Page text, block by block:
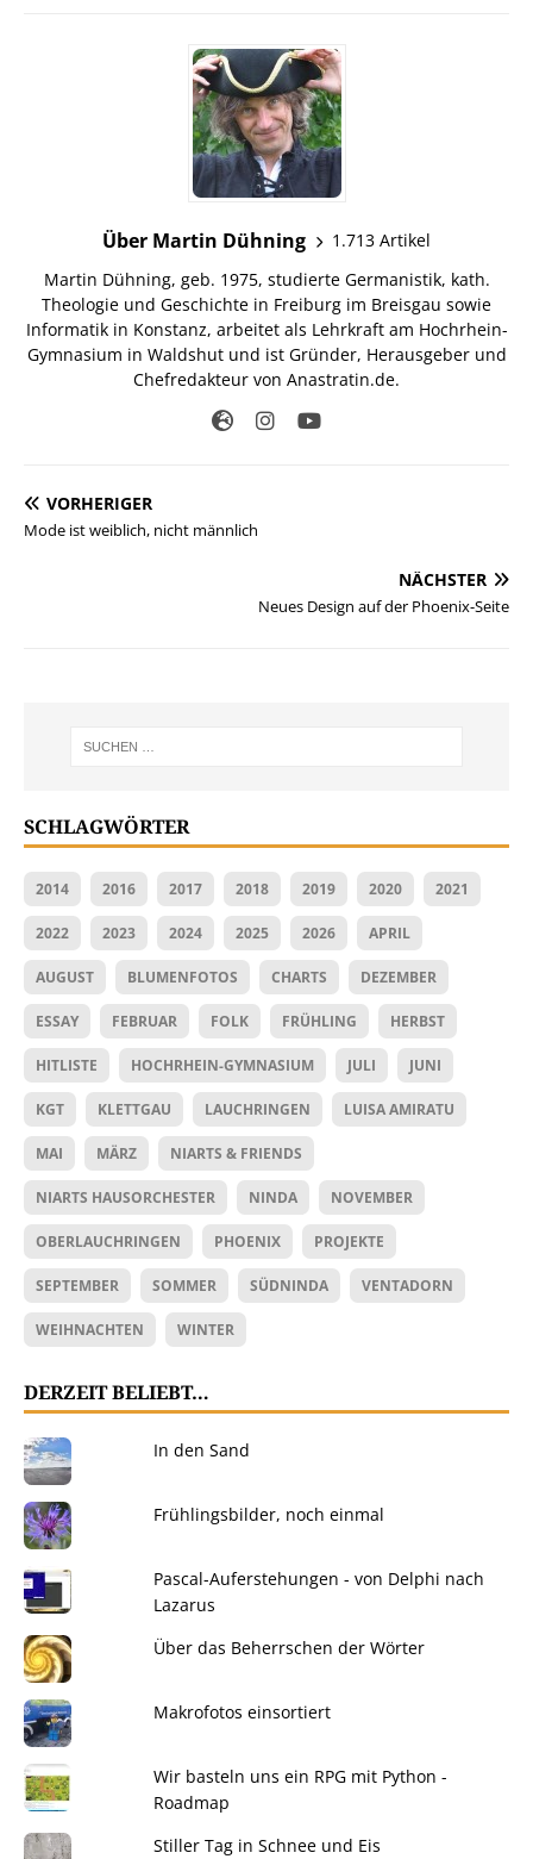
Über Martin Dühning
1.713 Artikel
Martin Dühning, geb. 1975, studierte Germanistik, kath.
Theologie und Geschichte in Freiburg im Breisgau sowie
Informatik in Konstanz, arbeitet als Lehrkraft am Hochrhein-
Gymnasium in Waldshut und ist Gründer, Herausgeber und
Chefredakteur von Anastratin.de.
VORHERIGER
Mode ist weiblich, nicht männlich
NÄCHSTER
Neues Design auf der Phoenix-Seite
SCHLAGWÖRTER
2014 2016 2017 2018 2019 2020 2021
2022 2023 2024 2025 2026 APRIL
AUGUST BLUMENFOTOS CHARTS DEZEMBER
ESSAY FEBRUAR FOLK FRÜHLING HERBST
HITLISTE HOCHRHEIN-GYMNASIUM JULI JUNI
KGT KLETTGAU LAUCHRINGEN LUISA AMIRATU
MAI MÄRZ NIARTS & FRIENDS
NIARTS HAUSORCHESTER NINDA NOVEMBER
OBERLAUCHRINGEN PHOENIX PROJEKTE
SEPTEMBER SOMMER SÜDNINDA VENTADORN
WEIHNACHTEN WINTER
DERZEIT BELIEBT…
In den Sand
Frühlingsbilder, noch einmal
Pascal-Auferstehungen - von Delphi nach
Lazarus
Über das Beherrschen der Wörter
Makrofotos einsortiert
Wir basteln uns ein RPG mit Python -
Roadmap
Stiller Tag in Schnee und Eis